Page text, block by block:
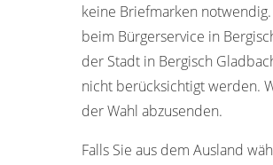
keine Briefmarken
beim Bürgerservice in
der Stadt in Bergisch
nicht berücksichtigt werden.
der Wahl abzusenden.
Falls Sie aus dem Ausland